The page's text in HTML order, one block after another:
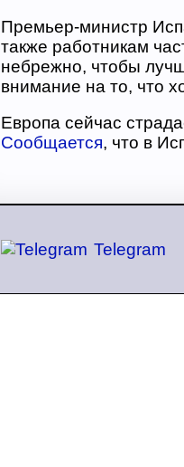
Премьер-министр
также работникам
небрежно, чтобы
внимание на то, что
Европа сейчас
Сообщается, что в
Telegram